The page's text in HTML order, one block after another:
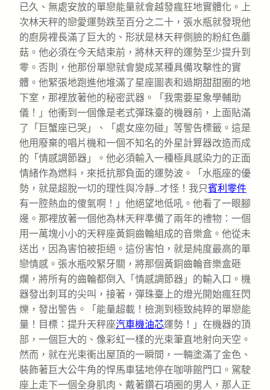
已久、無處安放的單戀能量就會越發瘋狂地實體化。上
次林天秤的戀愛運勢跌至百分之二十，張水瓶就發現他
的廚房裡長滿了巨大的、形狀是林天秤側臉的粉紅色蘑
菇。他必須在今天結束前，將林天秤的運勢至少提升到
零。否則，他那份單戀就會變成某種具備攻擊性的實
體。他緊張地跑進他堆滿了星座圖表和過期甜甜圈的地
下室，那裡放著他的秘密武器。「我需要星象學輔助
儀！」他衝到一個像是老式彈珠臺的機器前，上面貼滿
了「巨蟹座已哭」、「處女座勿碰」等警告標籤。這是
他用廢棄的唱片機和一個不知名的外星計算器改造而成
的「情感調節器」。他必須輸入一種極具感染力的正面
情緒作為燃料，來抵抗那負面的運勢波。「水瓶座的優
勢，就是超脫一切的理性與冷靜…才怪！我只賓利零件
有一腔熱血的傻氣啊！」他絕望地低吼。他看了一眼腳
邊。那裡放著一個他為林天秤準備了兩年的禮物：一個
用一萬塊小小的天秤座黃銅齒輪組成的音樂盒。他從未
送出，因為害怕被拒絕。這份害怕，就是純度最高的單
戀情感。張水瓶咬緊牙關，將那個黃銅齒輪音樂盒砸
爛，將所有的齒輪都倒入「情感調節器」的輸入口。機
器發出刺耳的尖叫，接著，彈珠臺上的燈光開始瘋狂閃
爍，發出警告。「能量超載！檢測到極致純粹的單戀能
量！目標：提升天秤座汽車機油芯運勢！」在機器的頂
部，一個巨大的、像彩虹一樣的光束筆直地射向天空。
然而，就在光束衝出屋頂的一瞬間，一輛塗滿了金色、
裝飾著巨大公牛角的悍馬車猛地停在咖啡館門口。駕駛
座上走下一個全身肌肉、戴著鑽石項圈的男人，那人正